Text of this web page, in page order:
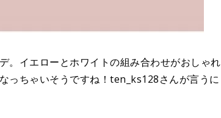
。イエローとホワイトの組み合わせがおしゃれ
っちゃいそうですね！ten_ks128さんが言うに